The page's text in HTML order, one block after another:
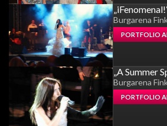
Burgarena
PORTFOLIO
„A Summer
Burgarena
PORTFOLIO